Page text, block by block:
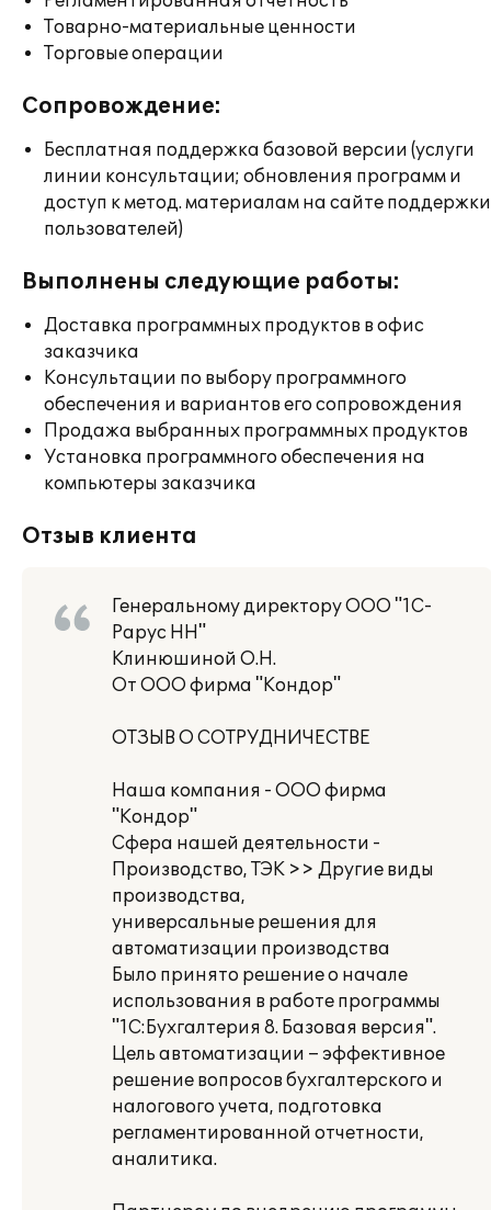
Товарно-материальные ценности
Торговые операции
Сопровождение:
Бесплатная поддержка базовой версии (услуги
линии консультации; обновления программ и
доступ к метод. материалам на сайте поддержки
пользователей)
Выполнены следующие работы:
Доставка программных продуктов в офис
заказчика
Консультации по выбору программного
обеспечения и вариантов его сопровождения
Продажа выбранных программных продуктов
Установка программного обеспечения на
компьютеры заказчика
Отзыв клиента
Генеральному директору ООО "1С-
Рарус НН"
Клинюшиной О.Н.
От ООО фирма "Кондор"
ОТЗЫВ О СОТРУДНИЧЕСТВЕ
Наша компания - ООО фирма
"Кондор"
Сфера нашей деятельности -
Производство, ТЭК >> Другие виды
производства,
универсальные решения для
автоматизации производства
Было принято решение о начале
использования в работе программы
"1С:Бухгалтерия 8. Базовая версия".
Цель автоматизации – эффективное
решение вопросов бухгалтерского и
налогового учета, подготовка
регламентированной отчетности,
аналитика.